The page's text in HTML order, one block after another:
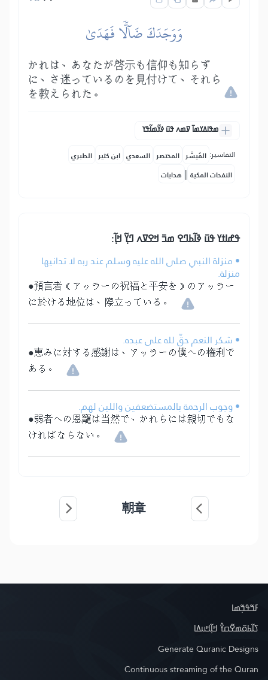
وَوَجَدَكَ ضَآلّٗا فَهَدَىٰ
かれは、あなたが啓示も信仰も知らず
に、さ迷っているのを見付けて、それら
を教えられた。
ߘߟߊߡߌߘߊ߫ ߜߘߍ ߟߎ߫ ߦߌ߬ߘߊ߬ߟߌ
التفاسير: المُيسَّر المختصر السعدي ابن كثير الطبري
النفحات المكية | هدايات
ߟߝߊߙߌ ߟߎ߫ ߢߊ߬ߕߣߐ ߘߏ߫ ߞߐߜߍ ߣߌ߲߬ ߞߊ߲߬:
• منزلة النبي صلى الله عليه وسلم عند ربه لا تدانيها
منزلة.
●預言者（アッラーの祝福と平安を）のアッラー
に於ける地位は、際立っている。
• شكر النعم حقّ لله على عبده.
●恵みに対する感謝は、アッラーの僕への権利で
ある。
• وجوب الرحمة بالمستضعفين واللين لهم.
●弱者への恩寵は当然で、かれらには親切でもな
ければならない。
朝章
ߓߏ߬ߟߏ߲߬ߘߊ
ߖߊ߬ߕߋ߬ߘߐ߬ߛߌ߮ ߞߊ߲߬ߞߎߡߊ
Generate Quranic Designs
Continuous streaming of the Quran